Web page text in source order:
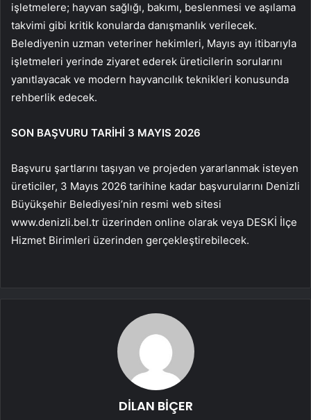
işletmelere; hayvan sağlığı, bakımı, beslenmesi ve aşılama
takvimi gibi kritik konularda danışmanlık verilecek.
Belediyenin uzman veteriner hekimleri, Mayıs ayı itibarıyla
işletmeleri yerinde ziyaret ederek üreticilerin sorularını
yanıtlayacak ve modern hayvancılık teknikleri konusunda
rehberlik edecek.
SON BAŞVURU TARİHİ 3 MAYIS 2026
Başvuru şartlarını taşıyan ve projeden yararlanmak isteyen
üreticiler, 3 Mayıs 2026 tarihine kadar başvurularını Denizli
Büyükşehir Belediyesi’nin resmi web sitesi
www.denizli.bel.tr üzerinden online olarak veya DESKİ İlçe
Hizmet Birimleri üzerinden gerçekleştirebilecek.
DİLAN BİÇER